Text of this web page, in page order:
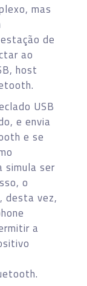
mas
de
ao
host
USB
e envia
e se
simula ser
o
desta vez,
a